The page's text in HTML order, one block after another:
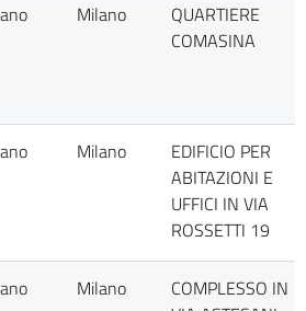
Milano
QUARTIERE
COMASINA
Milano
EDIFICIO PER
ABITAZIONI E
UFFICI IN VIA
ROSSETTI 19
Milano
COMPLESSO IN